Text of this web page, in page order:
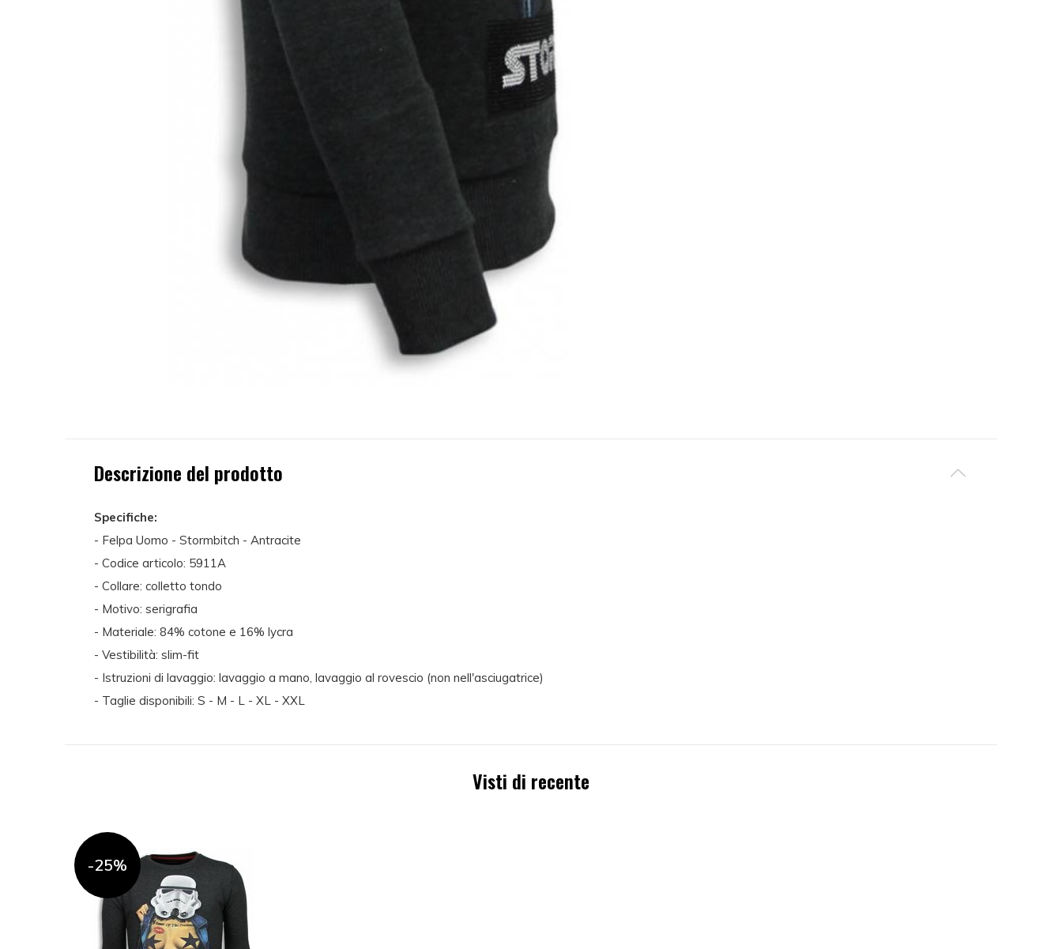
Descrizione del prodotto
Specifiche:
- Felpa Uomo - Stormbitch - Antracite
- Codice articolo: 5911A
- Collare: colletto tondo
- Motivo: serigrafia
- Materiale: 84% cotone e 16% lycra
- Vestibilità: slim-fit
- Istruzioni di lavaggio: lavaggio a mano, lavaggio al rovescio (non nell'asciugatrice)
- Taglie disponibili: S - M - L - XL - XXL
Visti di recente
-25%